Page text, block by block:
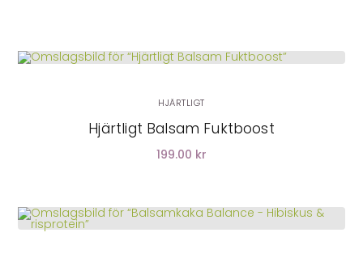
LÄGG I VARUKORG
HJÄRTLIGT
Hjärtligt Balsam Fuktboost
199.00 kr
LÄGG I VARUKORG